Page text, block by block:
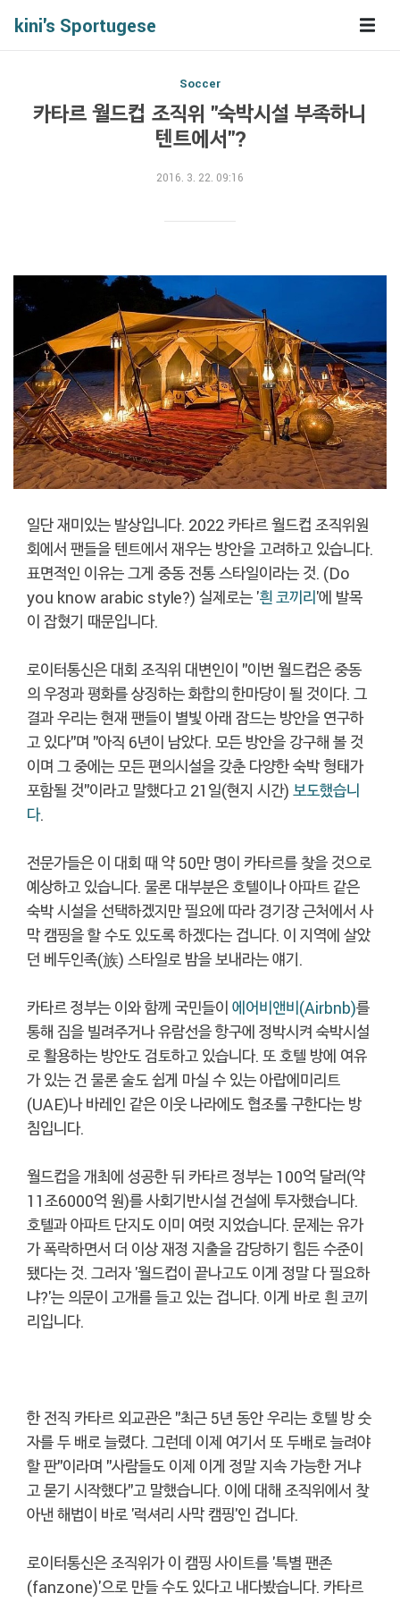
kini's Sportugese
Soccer
카타르 월드컵 조직위 "숙박시설 부족하니
텐트에서"?
2016. 3. 22. 09:16
일단 재미있는 발상입니다. 2022 카타르 월드컵 조직위원
회에서 팬들을 텐트에서 재우는 방안을 고려하고 있습니다.
표면적인 이유는 그게 중동 전통 스타일이라는 것. (Do
you know arabic style?) 실제로는 '흰 코끼리'에 발목
이 잡혔기 때문입니다.
로이터통신은 대회 조직위 대변인이 "이번 월드컵은 중동
의 우정과 평화를 상징하는 화합의 한마당이 될 것이다. 그
결과 우리는 현재 팬들이 별빛 아래 잠드는 방안을 연구하
고 있다"며 "아직 6년이 남았다. 모든 방안을 강구해 볼 것
이며 그 중에는 모든 편의시설을 갖춘 다양한 숙박 형태가
포함될 것"이라고 말했다고 21일(현지 시간) 보도했습니
다.
전문가들은 이 대회 때 약 50만 명이 카타르를 찾을 것으로
예상하고 있습니다. 물론 대부분은 호텔이나 아파트 같은
숙박 시설을 선택하겠지만 필요에 따라 경기장 근처에서 사
막 캠핑을 할 수도 있도록 하겠다는 겁니다. 이 지역에 살았
던 베두인족(族) 스타일로 밤을 보내라는 얘기.
카타르 정부는 이와 함께 국민들이 에어비앤비(Airbnb)를
통해 집을 빌려주거나 유람선을 항구에 정박시켜 숙박시설
로 활용하는 방안도 검토하고 있습니다. 또 호텔 방에 여유
가 있는 건 물론 술도 쉽게 마실 수 있는 아랍에미리트
(UAE)나 바레인 같은 이웃 나라에도 협조룰 구한다는 방
침입니다.
월드컵을 개최에 성공한 뒤 카타르 정부는 100억 달러(약
11조6000억 원)를 사회기반시설 건설에 투자했습니다.
호텔과 아파트 단지도 이미 여럿 지었습니다. 문제는 유가
가 폭락하면서 더 이상 재정 지출을 감당하기 힘든 수준이
됐다는 것. 그러자 '월드컵이 끝나고도 이게 정말 다 필요하
냐?'는 의문이 고개를 들고 있는 겁니다. 이게 바로 흰 코끼
리입니다.
한 전직 카타르 외교관은 "최근 5년 동안 우리는 호텔 방 숫
자를 두 배로 늘렸다. 그런데 이제 여기서 또 두배로 늘려야
할 판"이라며 "사람들도 이제 이게 정말 지속 가능한 거냐
고 묻기 시작했다"고 말했습니다. 이에 대해 조직위에서 찾
아낸 해법이 바로 '럭셔리 사막 캠핑'인 겁니다.
로이터통신은 조직위가 이 캠핑 사이트를 '특별 팬존
(fanzone)'으로 만들 수도 있다고 내다봤습니다. 카타르